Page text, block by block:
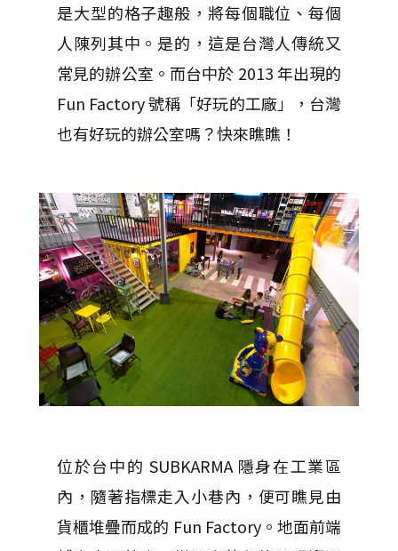
是大型的格子趣般，將每個職位、每個
人陳列其中。是的，這是台灣人傳統又
常見的辦公室。而台中於 2013 年出現的
Fun Factory 號稱「好玩的工廠」，台灣
也有好玩的辦公室嗎？快來瞧瞧！
位於台中的 SUBKARMA 隱身在工業區
內，隨著指標走入小巷內，便可瞧見由
貨櫃堆疊而成的 Fun Factory。地面前端